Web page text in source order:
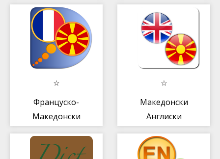
Француско-
Македонски
Македонски
Англиски